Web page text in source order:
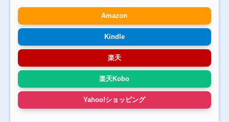
Amazon
Kindle
楽天
楽天Kobo
Yahoo!ショッピング